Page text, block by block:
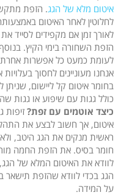
איטום מלא של הגג. הזפת
לחלוטין לאחר האיטום
לאורך זמן אם מקפידים לסייד
הזפת השחורה בימי הקיץ.
לעומת כמעט כל אפשרות אחרת,
אנחנו מעוניינים לחסוך
בחומר איטום קל ליישום,
כולל גגות עם שיפוע או גגות
כיצד אוטמים עם זפת?
איטום, אך חשוב לבצע את
ראשית מנקים את הגג היטב,
לוודא את האיטום המלא של
הגג בכדי לוודא שהזפת
על המידה.